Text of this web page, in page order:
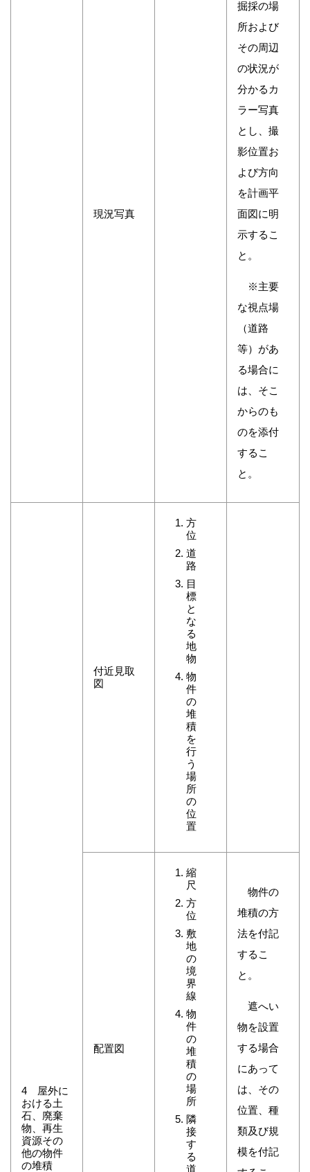
現況写真
掘採の場
所および
その周辺
の状況が
分かるカ
ラー写真
とし、撮
影位置お
よび方向
を計画平
面図に明
示するこ
と。
※主要
な視点場
（道路
等）があ
る場合に
は、そこ
からのも
のを添付
するこ
と。
4 屋外に
おける土
石、廃棄
物、再生
資源その
他の物件
の堆積
付近見取
図
方
位
道
路
目
標
と
な
る
地
物
物
件
の
堆
積
を
行
う
場
所
の
位
置
配置図
縮
尺
方
位
敷
地
の
境
界
線
物
件
の
堆
積
の
場
所
隣
接
す
る
道
物件の
堆積の方
法を付記
するこ
と。
遮へい
物を設置
する場合
にあって
は、その
位置、種
類及び規
模を付記